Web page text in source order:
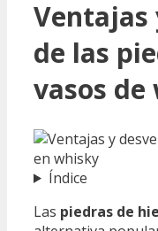
Ventajas
de las
vasos
Índice
Las piedras de